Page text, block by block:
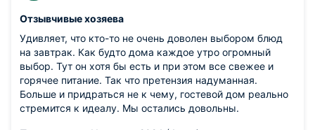
Отзывчивые хозяева
Удивляет, что кто-то не очень доволен выбором блюд
на завтрак. Как будто дома каждое утро огромный
выбор. Тут он хотя бы есть и при этом все свежее и
горячее питание. Так что претензия надуманная.
Больше и придраться не к чему, гостевой дом реально
стремится к идеалу. Мы остались довольны.